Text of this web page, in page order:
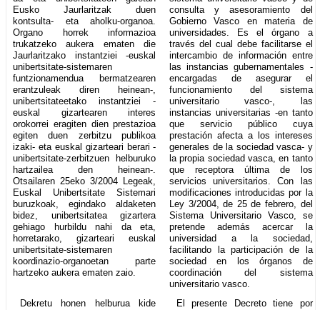
Eusko Jaurlaritzak duen
kontsulta- eta aholku-organoa.
Organo horrek informazioa
trukatzeko aukera ematen die
Jaurlaritzako instantziei -euskal
unibertsitate-sistemaren
funtzionamendua bermatzearen
erantzuleak diren heinean-,
unibertsitateetako instantziei -
euskal gizartearen interes
orokorrei eragiten dien prestazioa
egiten duen zerbitzu publikoa
izaki- eta euskal gizarteari berari -
unibertsitate-zerbitzuen helburuko
hartzailea den heinean-.
Otsailaren 25eko 3/2004 Legeak,
Euskal Unibertsitate Sistemari
buruzkoak, egindako aldaketen
bidez, unibertsitatea gizartera
gehiago hurbildu nahi da eta,
horretarako, gizarteari euskal
unibertsitate-sistemaren
koordinazio-organoetan parte
hartzeko aukera ematen zaio.
consulta y asesoramiento del
Gobierno Vasco en materia de
universidades. Es el órgano a
través del cual debe facilitarse el
intercambio de información entre
las instancias gubernamentales -
encargadas de asegurar el
funcionamiento del sistema
universitario vasco-, las
instancias universitarias -en tanto
que servicio público cuya
prestación afecta a los intereses
generales de la sociedad vasca- y
la propia sociedad vasca, en tanto
que receptora última de los
servicios universitarios. Con las
modificaciones introducidas por la
Ley 3/2004, de 25 de febrero, del
Sistema Universitario Vasco, se
pretende además acercar la
universidad a la sociedad,
facilitando la participación de la
sociedad en los órganos de
coordinación del sistema
universitario vasco.
Dekretu honen helburua kide
El presente Decreto tiene por